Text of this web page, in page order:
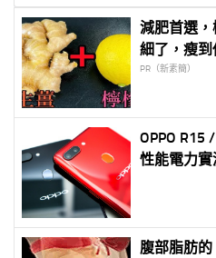
減肥首選
細了，瘦
PR（新素簡）
OPPO R15
性能電力
腹部脂肪